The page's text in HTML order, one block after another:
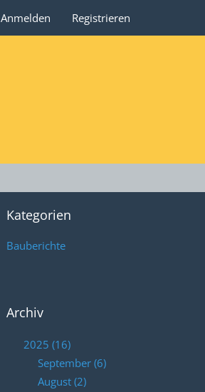
Anmelden Registrieren
Kategorien
Bauberichte
Archiv
2025 (16)
September (6)
August (2)